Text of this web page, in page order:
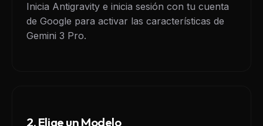
Inicia Antigravity e inicia sesión con tu cuenta
de Google para activar las características de
Gemini 3 Pro.
2. Elige un Modelo